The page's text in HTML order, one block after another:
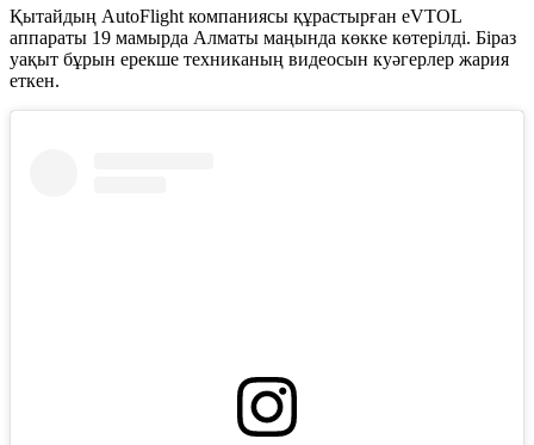
Қытайдың AutoFlight компаниясы құрастырған eVTOL
аппараты 19 мамырда Алматы маңында көкке көтерілді. Біраз
уақыт бұрын ерекше техниканың видеосын куәгерлер жария
еткен.